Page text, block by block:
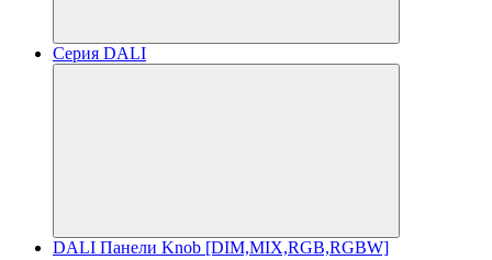
Серия DALI
DALI Панели Knob [DIM,MIX,RGB,RGBW]